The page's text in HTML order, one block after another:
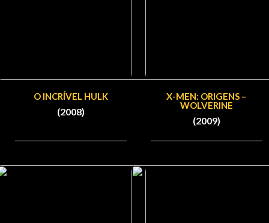
O INCRÍVEL HULK
(2008)
X-MEN: ORIGENS –
WOLVERINE
(2009)